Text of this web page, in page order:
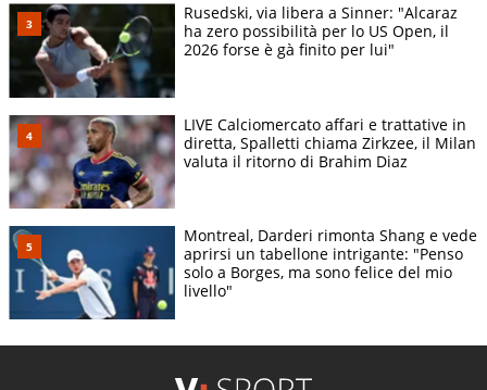
Rusedski, via libera a Sinner: "Alcaraz
ha zero possibilità per lo US Open, il
2026 forse è gà finito per lui"
LIVE Calciomercato affari e trattative in
diretta, Spalletti chiama Zirkzee, il Milan
valuta il ritorno di Brahim Diaz
Montreal, Darderi rimonta Shang e vede
aprirsi un tabellone intrigante: "Penso
solo a Borges, ma sono felice del mio
livello"